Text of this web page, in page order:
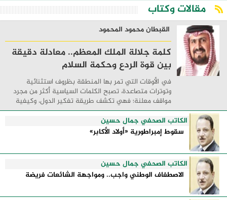
مقالات وكتاب
القبطان محمود المحمود
كلمة جلالة الملك المعظم.. معادلة دقيقة
بين قوة الردع وحكمة السلام
في الأوقات التي تمر بها المنطقة بظروف استثنائية
وتوترات متصاعدة، تصبح الكلمات السياسية أكثر من مجرد
مواقف معلنة؛ فهي تكشف طريقة تفكير الدول، وكيفية
إدارتها للأزمات، والحدود التي تفصل بين القوة ...
الكاتب الصحفي جمال حسين
سقوط إمبراطورية «أولاد الأكابر»
الكاتب الصحفي جمال حسين
الاصطفاف الوطني واجب.. ومواجهة الشائعات فريضة